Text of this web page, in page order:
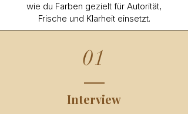
wie du Farben gezielt für Autorität,
Frische und Klarheit einsetzt.
01
Interview